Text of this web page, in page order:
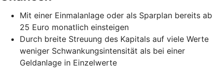
Mit einer Einmalanlage oder als Sparplan bereits ab
25 Euro monatlich einsteigen
Durch breite Streuung des Kapitals auf viele Werte
weniger Schwankungsintensität als bei einer
Geldanlage in Einzelwerte